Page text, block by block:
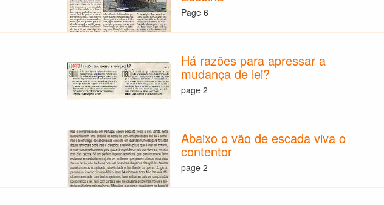
Page 6
Há razões para apressar a
mudança de lei?
page 2
Abaixo o vão de escada viva o
contentor
page 2